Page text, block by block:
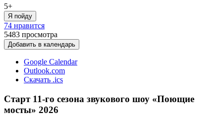
5+
Я пойду
74 нравится
5483 просмотра
Добавить в календарь
Google Calendar
Outlook.com
Скачать .ics
Старт 11-го сезона звукового шоу «Поющие
мосты» 2026